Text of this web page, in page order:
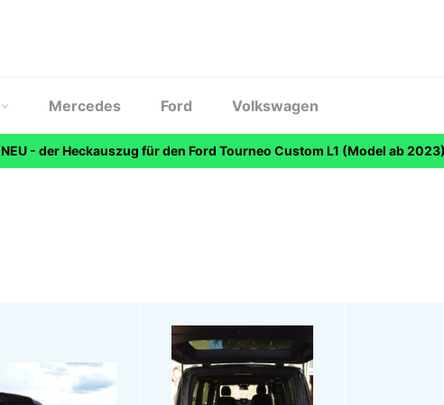
Mercedes Ford Volkswagen
NEU - der Heckauszug für den Ford Tourneo Custom L1 (Model ab